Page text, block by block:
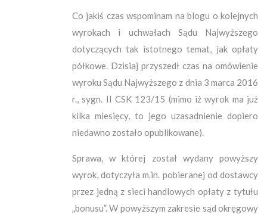
Co jakiś czas wspominam na blogu o kolejnych
wyrokach i uchwałach Sądu Najwyższego
dotyczących tak istotnego temat, jak opłaty
półkowe. Dzisiaj przyszedł czas na omówienie
wyroku Sądu Najwyższego z dnia 3 marca 2016
r., sygn. II CSK 123/15 (mimo iż wyrok ma już
kilka miesięcy, to jego uzasadnienie dopiero
niedawno zostało opublikowane).
Sprawa, w której został wydany powyższy
wyrok, dotyczyła m.in. pobieranej od dostawcy
przez jedną z sieci handlowych opłaty z tytułu
„bonusu”. W powyższym zakresie sąd okręgowy